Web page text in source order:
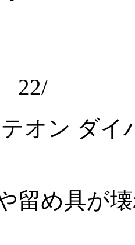
22/
オン ダイ
留め具が